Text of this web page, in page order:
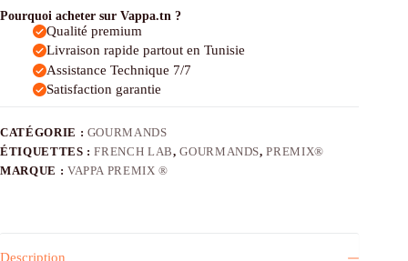
Pourquoi acheter sur Vappa.tn ?
Qualité premium
Livraison rapide partout en Tunisie
Assistance Technique 7/7
Satisfaction garantie
CATÉGORIE : GOURMANDS
ÉTIQUETTES :FRENCH LAB,GOURMANDS,PREMIX®
MARQUE : VAPPA PREMIX ®
Description